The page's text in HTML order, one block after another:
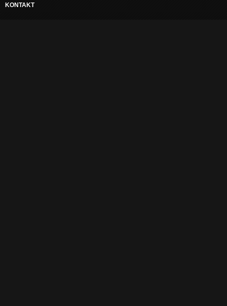
KONTAKT